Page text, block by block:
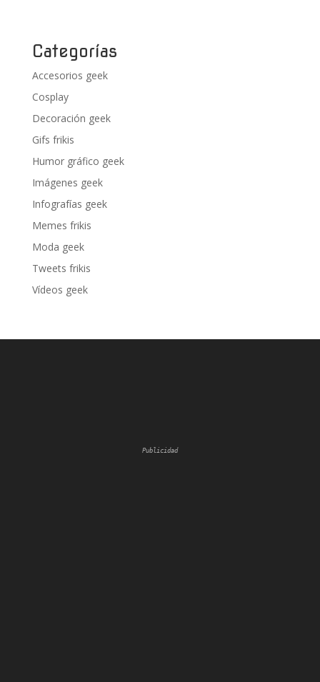
Categorías
Accesorios geek
Cosplay
Decoración geek
Gifs frikis
Humor gráfico geek
Imágenes geek
Infografías geek
Memes frikis
Moda geek
Tweets frikis
Vídeos geek
Publicidad